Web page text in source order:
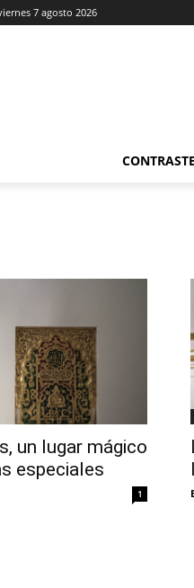
7 agosto 2026
CONTRASTE
un lugar mágico
especiales
1